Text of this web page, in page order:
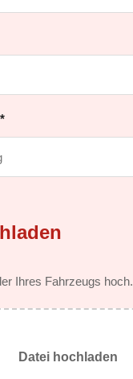
Ihres Fahrzeugs hoch.
Datei hochladen